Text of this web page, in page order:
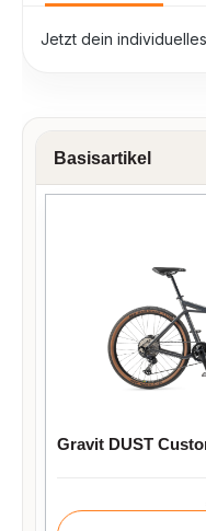
Jetzt dein
Basisartikel
Gravit DUST